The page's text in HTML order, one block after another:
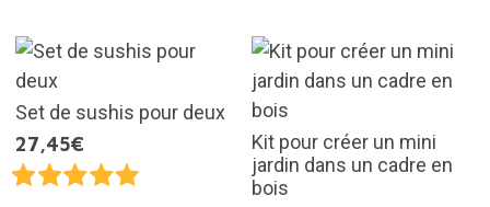
Set de sushis pour deux
27,45€
Kit pour créer un mini
jardin dans un cadre en
bois